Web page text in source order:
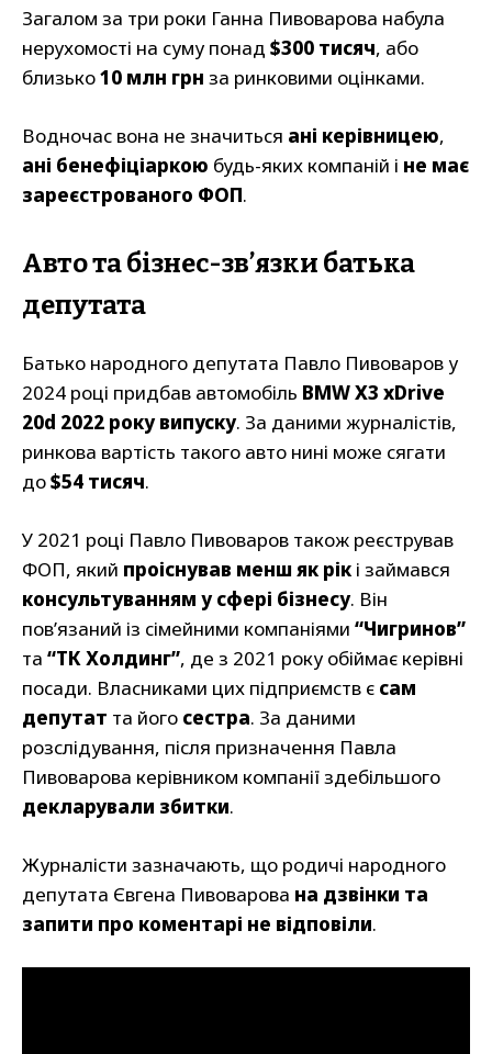
Загалом за три роки Ганна Пивоварова набула
нерухомості на суму понад $300 тисяч, або
близько10 млн грн за ринковими оцінками.
Водночас вона не значиться ані керівницею,
ані бенефіціаркою будь-яких компаній і не має
зареєстрованого ФОП.
Авто та бізнес-зв’язки батька
депутата
Батько народного депутата Павло Пивоваров у
2024 році придбав автомобіль BMW X3 xDrive
20d 2022 року випуску. За даними журналістів,
ринкова вартість такого авто нині може сягати
до$54 тисяч.
У 2021 році Павло Пивоваров також реєстрував
ФОП, який проіснував менш як рік і займався
консультуванням у сфері бізнесу. Він
пов’язаний із сімейними компаніями “Чигринов”
та “ТК Холдинг”, де з 2021 року обіймає керівні
посади. Власниками цих підприємств є сам
депутат та його сестра. За даними
розслідування, після призначення Павла
Пивоварова керівником компанії здебільшого
декларували збитки.
Журналісти зазначають, що родичі народного
депутата Євгена Пивоварова на дзвінки та
запити про коментарі не відповіли.